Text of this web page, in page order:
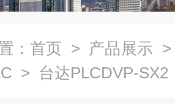
： 首页 > 产品展示
> 台达PLCDVP-SX2